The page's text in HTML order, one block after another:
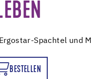
Spachtel und
BESTELLEN